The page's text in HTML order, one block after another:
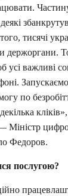
тисячі
держоргани.
важливі
по
Міністр
Федоров.
послугою?